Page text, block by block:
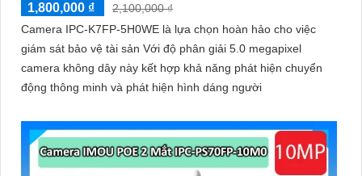
1,800,000 ₫
2,100,000 ₫
Camera IPC-K7FP-5H0WE là lựa chọn hoàn hảo cho việc
giám sát bảo vệ tài sản Với độ phân giải 5.0 megapixel
camera không dây này kết hợp khả năng phát hiện chuyển
động thông minh và phát hiện hình dáng người